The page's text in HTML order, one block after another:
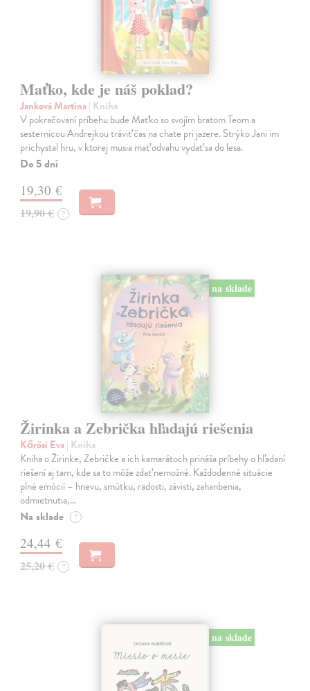
Maťko, kde je náš poklad?
Janková Martina| Kniha
V pokračovaní príbehu bude Maťko so svojím bratom Teom a
sesternicou Andrejkou tráviť čas na chate pri jazere. Strýko Jani im
prichystal hru, v ktorej musia mať odvahu vydať sa do lesa.
Do 5 dní
19,30 €
19,90 € ?
na sklade
Žirinka a Zebrička hľadajú riešenia
Kőrösi Eva| Kniha
Kniha o Žirinke, Zebričke a ich kamarátoch prináša príbehy o hľadaní
riešení aj tam, kde sa to môže zdať nemožné. Každodenné situácie
plné emócií – hnevu, smútku, radosti, závisti, zahanbenia,
odmietnutia,…
Na sklade ?
24,44 €
25,20 € ?
na sklade